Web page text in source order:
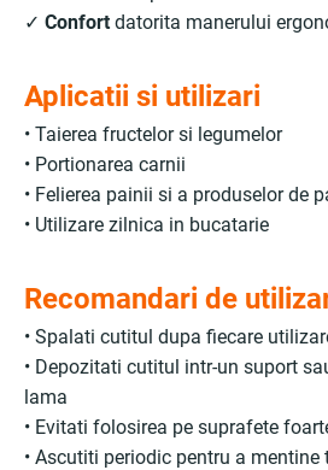
✓ Confort datorita manerului
Aplicatii si utilizari
• Taierea fructelor si legumelor
• Portionarea carnii
• Felierea painii si a produselor de
• Utilizare zilnica in bucatarie
Recomandari de
• Spalati cutitul dupa fiecare
• Depozitati cutitul intr-un suport
lama
• Evitati folosirea pe suprafete
• Ascutiti periodic pentru a